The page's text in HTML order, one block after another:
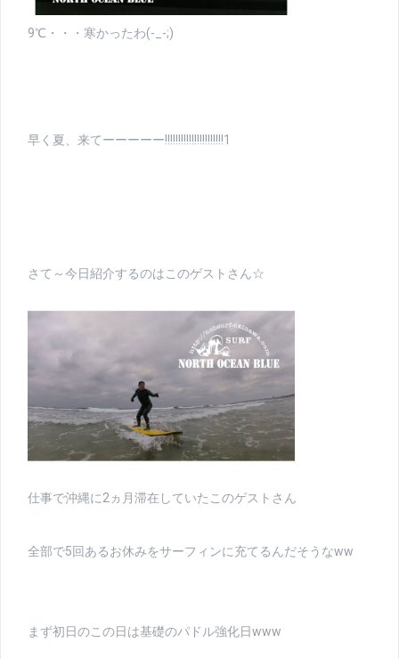
9℃・・・寒かったわ(-_-;)
早く夏、来てーーーーー!!!!!!!!!!!!!!!!!!!!!!1
さて～今日紹介するのはこのゲストさん☆
仕事で沖縄に2ヵ月滞在していたこのゲストさん
全部で5回あるお休みをサーフィンに充てるんだそうなww
まず初日のこの日は基礎のパドル強化日www